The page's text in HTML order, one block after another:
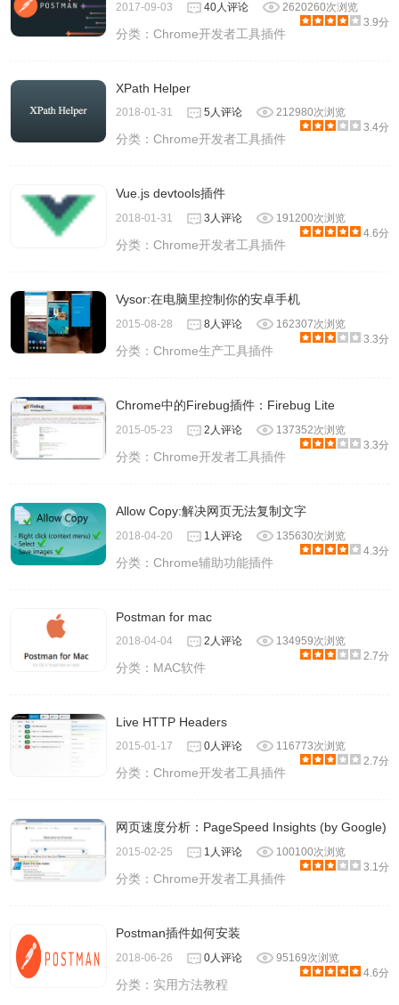
2017-09-03 40人评论
2620260次浏览
3.9分
分类：Chrome开发者工具插件
XPath Helper
2018-01-31 5人评论
212980次浏览
3.4分
分类：Chrome开发者工具插件
Vue.js devtools插件
2018-01-31 3人评论
191200次浏览
4.6分
分类：Chrome开发者工具插件
Vysor:在电脑里控制你的安卓手机
2015-08-28 8人评论
162307次浏览
3.3分
分类：Chrome生产工具插件
Chrome中的Firebug插件：Firebug Lite
2015-05-23 2人评论
137352次浏览
3.3分
分类：Chrome开发者工具插件
Allow Copy:解决网页无法复制文字
2018-04-20 1人评论
135630次浏览
4.3分
分类：Chrome辅助功能插件
Postman for mac
2018-04-04 2人评论
134959次浏览
2.7分
分类： MAC软件
Live HTTP Headers
2015-01-17 0人评论
116773次浏览
2.7分
分类：Chrome开发者工具插件
网页速度分析：PageSpeed Insights (by Google)
2015-02-25 1人评论
100100次浏览
3.1分
分类：Chrome开发者工具插件
Postman插件如何安装
2018-06-26 0人评论
95169次浏览
4.6分
分类： 实用方法教程